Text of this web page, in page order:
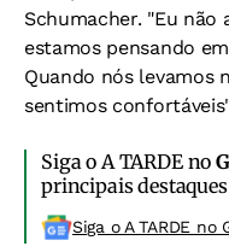
Schumacher. "Eu
estamos pensando
Quando nós levamos
sentimos
Siga o A TARDE no
principais
Siga o A TARDE no